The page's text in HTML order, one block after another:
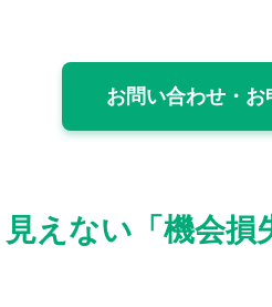
お問い合わせ・
えない「機会損